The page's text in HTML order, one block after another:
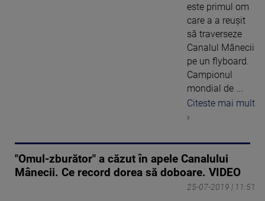
este primul om
care a a reușit
să traverseze
Canalul Mânecii
pe un flyboard.
Campionul
mondial de ...
Citeste mai mult
›
"Omul-zburător" a căzut în apele Canalului
Mânecii. Ce record dorea să doboare. VIDEO
25-07-2019 | 11:51